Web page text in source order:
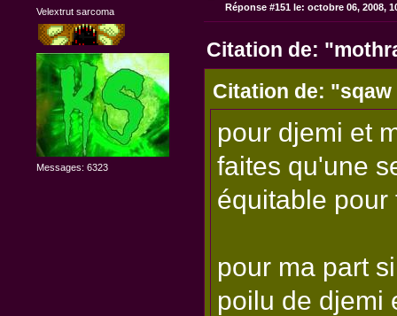
Velextrut sarcoma
Messages: 6323
Réponse #151 le: octobre 06, 2008,
Citation de:
Citation de: "sqaw
pour djemi et
faites qu'une
équitable pour
pour ma part
poilu de djemi